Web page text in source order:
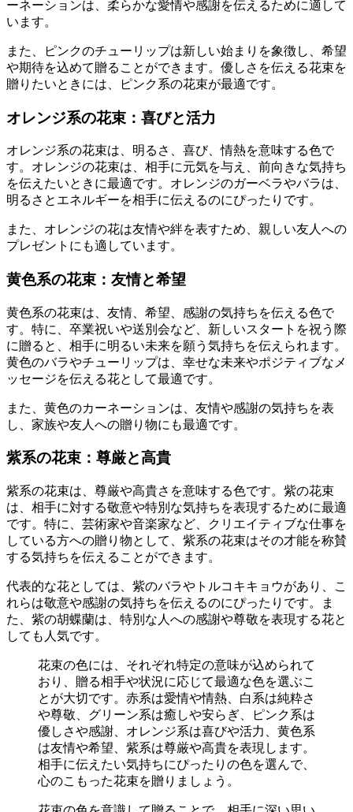
ーネーションは、柔らかな愛情や感謝を伝えるために適して
います。
また、ピンクのチューリップは新しい始まりを象徴し、希望
や期待を込めて贈ることができます。優しさを伝える花束を
贈りたいときには、ピンク系の花束が最適です。
オレンジ系の花束：喜びと活力
オレンジ系の花束は、明るさ、喜び、情熱を意味する色で
す。オレンジの花束は、相手に元気を与え、前向きな気持ち
を伝えたいときに最適です。オレンジのガーベラやバラは、
明るさとエネルギーを相手に伝えるのにぴったりです。
また、オレンジの花は友情や絆を表すため、親しい友人への
プレゼントにも適しています。
黄色系の花束：友情と希望
黄色系の花束は、友情、希望、感謝の気持ちを伝える色で
す。特に、卒業祝いや送別会など、新しいスタートを祝う際
に贈ると、相手に明るい未来を願う気持ちを伝えられます。
黄色のバラやチューリップは、幸せな未来やポジティブなメ
ッセージを伝える花として最適です。
また、黄色のカーネーションは、友情や感謝の気持ちを表
し、家族や友人への贈り物にも最適です。
紫系の花束：尊厳と高貴
紫系の花束は、尊厳や高貴さを意味する色です。紫の花束
は、相手に対する敬意や特別な気持ちを表現するために最適
です。特に、芸術家や音楽家など、クリエイティブな仕事を
している方への贈り物として、紫系の花束はその才能を称賛
する気持ちを伝えることができます。
代表的な花としては、紫のバラやトルコキキョウがあり、こ
れらは敬意や感謝の気持ちを伝えるのにぴったりです。ま
た、紫の胡蝶蘭は、特別な人への感謝や尊敬を表現する花と
しても人気です。
花束の色には、それぞれ特定の意味が込められて
おり、贈る相手や状況に応じて最適な色を選ぶこ
とが大切です。赤系は愛情や情熱、白系は純粋さ
や尊敬、グリーン系は癒しや安らぎ、ピンク系は
優しさや感謝、オレンジ系は喜びや活力、黄色系
は友情や希望、紫系は尊厳や高貴を表現します。
相手に伝えたい気持ちにぴったりの色を選んで、
心のこもった花束を贈りましょう。